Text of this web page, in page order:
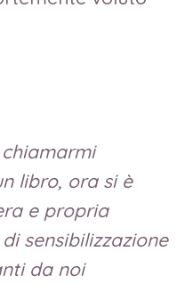
chiamarmi
libro, ora si è
e propria
sensibilizzazione
da noi